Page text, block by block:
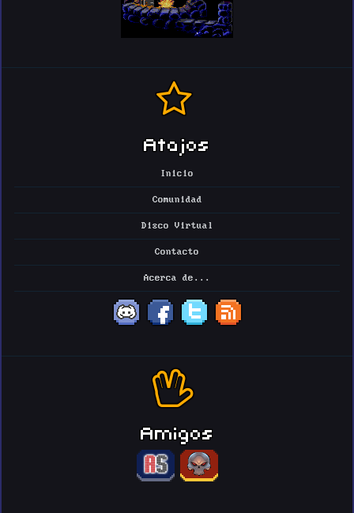
Atajos
Inicio
Comunidad
Disco Virtual
Contacto
Acerca de...
Amigos